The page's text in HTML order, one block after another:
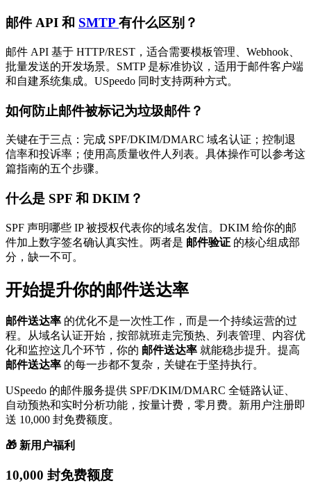
邮件 API 和 SMTP 有什么区别？
邮件 API 基于 HTTP/REST，适合需要模板管理、Webhook、
批量发送的开发场景。SMTP 是标准协议，适用于邮件客户端
和自建系统集成。USpeedo 同时支持两种方式。
如何防止邮件被标记为垃圾邮件？
关键在于三点：完成 SPF/DKIM/DMARC 域名认证；控制退
信率和投诉率；使用高质量收件人列表。具体操作可以参考这
篇指南的五个步骤。
什么是 SPF 和 DKIM？
SPF 声明哪些 IP 被授权代表你的域名发信。DKIM 给你的邮
件加上数字签名确认真实性。两者是 邮件验证 的核心组成部
分，缺一不可。
开始提升你的邮件送达率
邮件送达率 的优化不是一次性工作，而是一个持续运营的过
程。从域名认证开始，按部就班走完预热、列表管理、内容优
化和监控这几个环节，你的 邮件送达率 就能稳步提升。提高
邮件送达率 的每一步都不复杂，关键在于坚持执行。
USpeedo 的邮件服务提供 SPF/DKIM/DMARC 全链路认证、
自动预热和实时分析功能，按量计费，零月费。新用户注册即
送 10,000 封免费额度。
🎁 新用户福利
10,000 封免费额度